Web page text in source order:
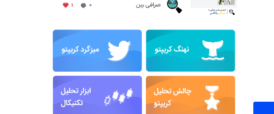
صرافی بین ۰ ۱